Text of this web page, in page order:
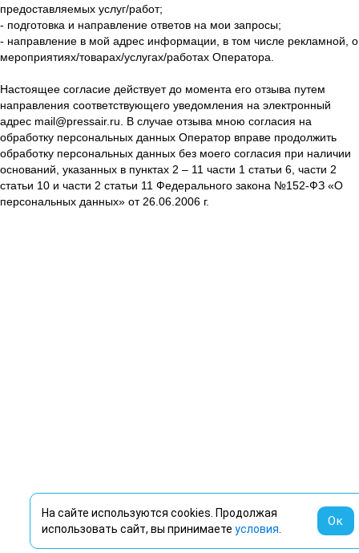
предоставляемых услуг/работ;
- подготовка и направление ответов на мои запросы;
- направление в мой адрес информации, в том числе рекламной, о
мероприятиях/товарах/услугах/работах Оператора.
Настоящее согласие действует до момента его отзыва путем
направления соответствующего уведомления на электронный
адрес mail@pressair.ru. В случае отзыва мною согласия на
обработку персональных данных Оператор вправе продолжить
обработку персональных данных без моего согласия при наличии
оснований, указанных в пунктах 2 – 11 части 1 статьи 6, части 2
статьи 10 и части 2 статьи 11 Федерального закона №152-ФЗ «О
персональных данных» от 26.06.2006 г.
На сайте используются cookies. Продолжая
использовать сайт, вы принимаете условия
Ок